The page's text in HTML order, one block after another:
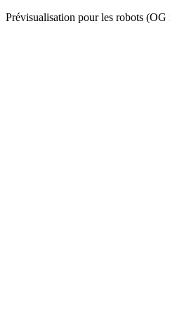
Prévisualisation pour les robots